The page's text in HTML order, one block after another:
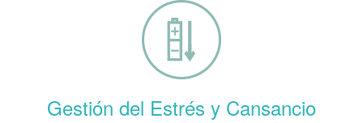
Gestión del Estrés y Cansancio